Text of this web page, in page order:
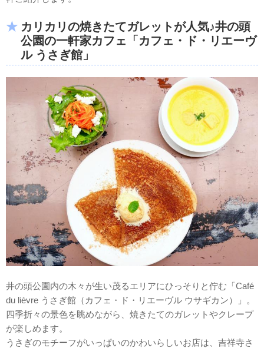
カリカリの焼きたてガレットが人気♪井の頭
公園の一軒家カフェ「カフェ・ド・リエーヴ
ル うさぎ館」
井の頭公園内の木々が生い茂るエリアにひっそりと佇む「Café
du lièvre うさぎ館（カフェ・ド・リエーヴル ウサギカン）」。
四季折々の景色を眺めながら、焼きたてのガレットやクレープ
が楽しめます。
うさぎのモチーフがいっぱいのかわいらしいお店は、吉祥寺さ